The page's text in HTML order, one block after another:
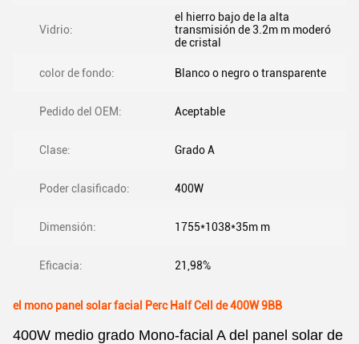
Vidrio:
el hierro bajo de la alta
transmisión de 3.2m m moderó
de cristal
color de fondo: Blanco o negro o transparente
Pedido del OEM: Aceptable
Clase: Grado A
Poder clasificado: 400W
Dimensión: 1755*1038*35m m
Eficacia: 21,98%
el mono panel solar facial Perc Half Cell de 400W 9BB
400W medio grado Mono-facial A del panel solar de